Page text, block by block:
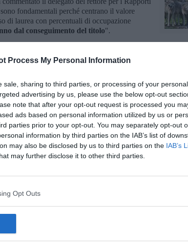
Process My Personal Information
sale, sharing to third parties, or processing of your
advertising by us, please use the below opt-out
note that after your opt-out request is processed you
ads based on personal information utilized by us or
parties prior to your opt-out. You may separately opt-out
information by third parties on the IAB’s list of
may also be disclosed by us to third parties on the IAB’s
may further disclose it to other third parties.
Opt Outs
fondamentali perché centrano il valore
di laurea con percentuali di occupazione
dal conseguimento del titolo".
giovanile - ha concluso l'assessora ai
di risorsein favore delle politiche
tutti i laureati che hanno conseguito il
tra Gennaio 2023 e Marzo 2024. La
un estratto della propria tesi della lunghezza
sul sito di Confcommercio Pisa.
di posta.